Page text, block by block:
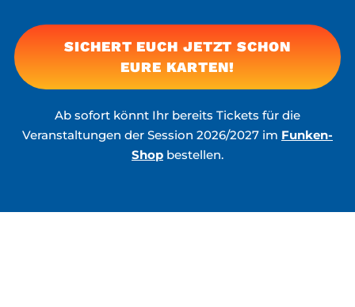
SICHERT EUCH JETZT SCHON
EURE KARTEN!
Ab sofort könnt Ihr bereits Tickets für die
Veranstaltungen der Session 2026/2027 im Funken-
Shop bestellen.